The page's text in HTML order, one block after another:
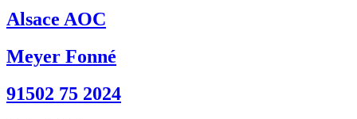
Alsace AOC
Meyer Fonné
91502 75 2024